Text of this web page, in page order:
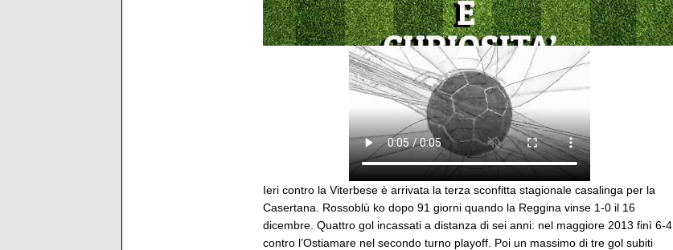
Ieri contro la Viterbese è arrivata la terza sconfitta stagionale casalinga per la
Casertana. Rossoblù ko dopo 91 giorni quando la Reggina vinse 1-0 il 16
dicembre. Quattro gol incassati a distanza di sei anni: nel maggiore 2013 finì 6-4
contro l’Ostiamare nel secondo turno playoff. Poi un massimo di tre gol subiti